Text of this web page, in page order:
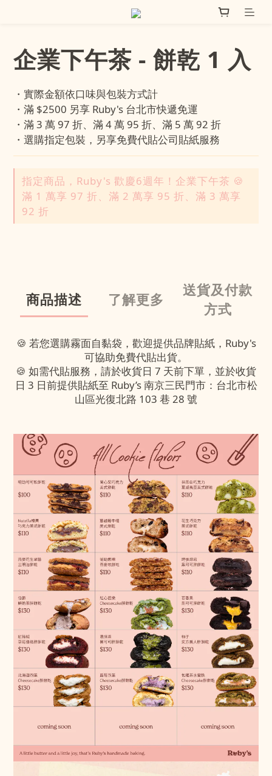
企業下午茶 - 餅乾 1 入
・實際金額依口味與包裝方式計
・滿 $2500 另享 Ruby's 台北市快遞免運
・滿 3 萬 97 折、滿 4 萬 95 折、滿 5 萬 92 折
・選購指定包裝，另享免費代貼公司貼紙服務
指定商品，Ruby's 歡慶6週年！企業下午茶 🍪
滿 1 萬享 97 折、滿 2 萬享 95 折、滿 3 萬享
92 折
商品描述 了解更多
送貨及付款
方式
🍪 若您選購霧面自黏袋，歡迎提供品牌貼紙，Ruby's
可協助免費代貼出貨。
🍪 如需代貼服務，請於收貨日 7 天前下單，並於收貨
日 3 日前提供貼紙至 Ruby’s 南京三民門市：台北市松
山區光復北路 103 巷 28 號